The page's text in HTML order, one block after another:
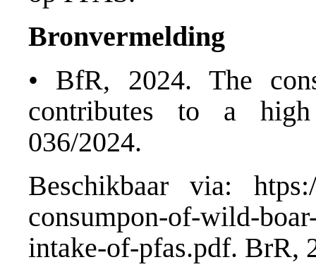
Bronvermelding
• BfR, 2024. The
contributes to a
036/2024.
Beschikbaar via:
consumpon-of-wild-
intake-of-pfas.pdf. BrR,